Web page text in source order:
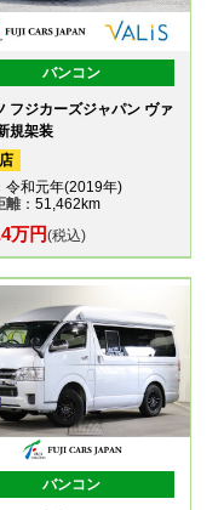
バンコン
フジカーズジャパン ヴァ
規架装
令和元年(2019年)
離：51,462km
万円(税込)
バンコン